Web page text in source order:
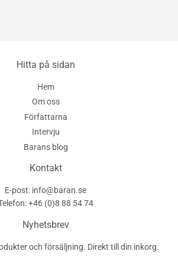
Hitta på sidan
Hem
Om oss
Författarna
Intervju
Barans blog
Kontakt
E-post: info@baran.se
+46 (0)8 88 54 74
Nyhetsbrev
och försäljning. Direkt till din inkorg.